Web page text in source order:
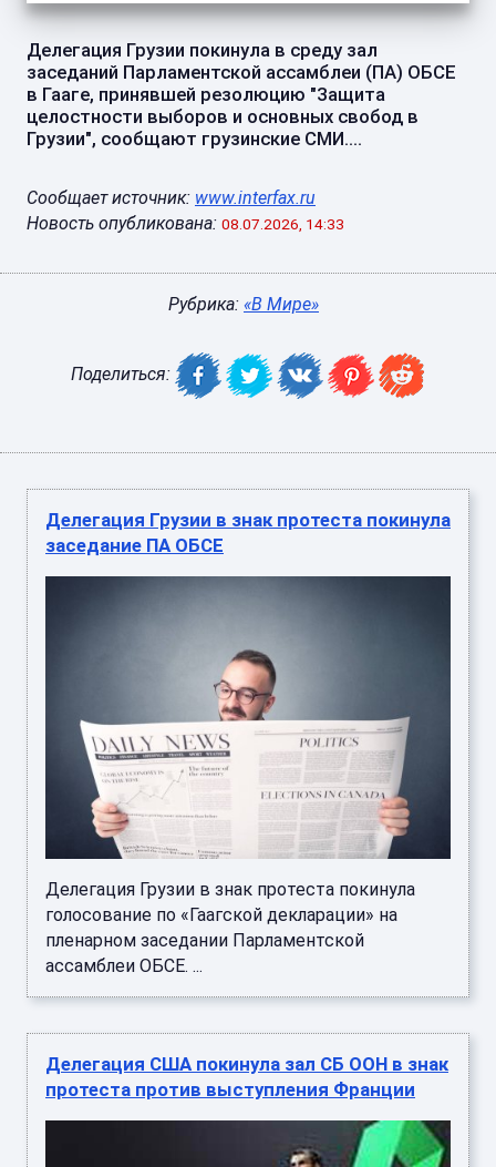
Делегация Грузии покинула в среду зал
заседаний Парламентской ассамблеи (ПА) ОБСЕ
в Гааге, принявшей резолюцию "Защита
целостности выборов и основных свобод в
Грузии", сообщают грузинские СМИ....
Сообщает источник: www.interfax.ru
Новость опубликована: 08.07.2026, 14:33
Рубрика: «В Мире»
Поделиться:
Делегация Грузии в знак протеста покинула
заседание ПА ОБСЕ
Делегация Грузии в знак протеста покинула
голосование по «Гаагской декларации» на
пленарном заседании Парламентской
ассамблеи ОБСЕ. ...
Делегация США покинула зал СБ ООН в знак
протеста против выступления Франции